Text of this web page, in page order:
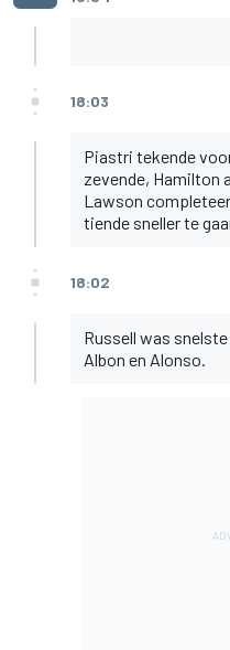
18:03
Piastri tekende
zevende, Hamilton
Lawson
tiende sneller te
18:02
Russell was
Albon en Alonso.